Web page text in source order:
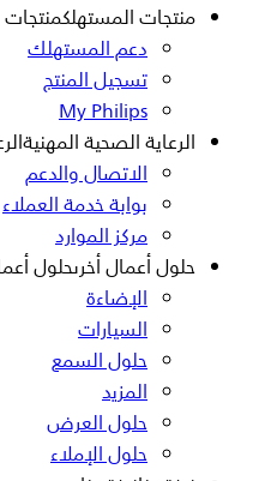
منتجات المستهلك
دعم المستهلك
تسجيل المنتج
My Philips
الرعاية الصحية المهنية
الاتصال والدعم
بوابة خدمة العملاء
مركز الموارد
حلول أعمال أخرىحلول
الإضاءة
السيارات
حلول السمع
المزيد
حلول العرض
حلول الإملاء